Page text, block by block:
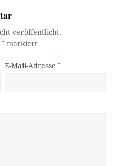
veröffentlicht.
* markiert
E-Mail-Adresse*